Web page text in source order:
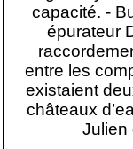
capacité. -
épurateur
entre les
existaient
châteaux
Julien